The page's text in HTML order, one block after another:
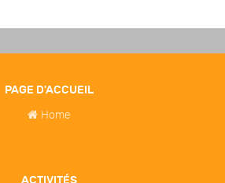
PAGE D'ACCUEIL
Home
ACTIVITÉS